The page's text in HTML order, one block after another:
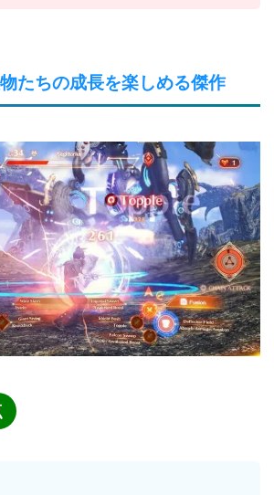
たちの成長を楽しめる傑作